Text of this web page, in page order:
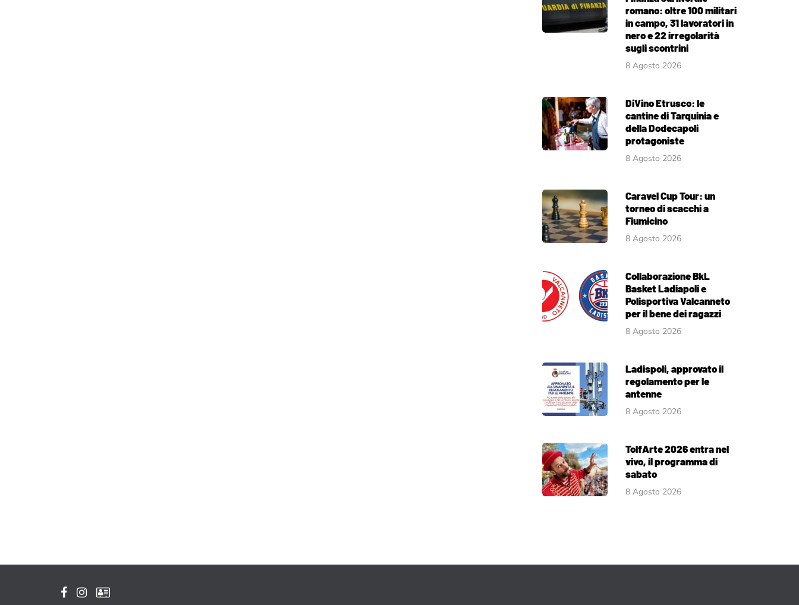
romano: oltre 100 militari
in campo, 31 lavoratori in
nero e 22 irregolarità
sugli scontrini
8 Agosto 2026
DiVino Etrusco: le
cantine di Tarquinia e
della Dodecapoli
protagoniste
8 Agosto 2026
Caravel Cup Tour: un
torneo di scacchi a
Fiumicino
8 Agosto 2026
Collaborazione BkL
Basket Ladiapoli e
Polisportiva Valcanneto
per il bene dei ragazzi
8 Agosto 2026
Ladispoli, approvato il
regolamento per le
antenne
8 Agosto 2026
TolfArte 2026 entra nel
vivo, il programma di
sabato
8 Agosto 2026